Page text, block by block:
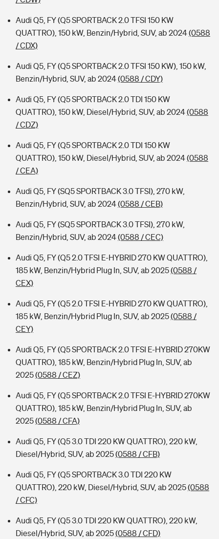
Audi Q5, FY (Q5 SPORTBACK 2.0 TFSI 150 KW
QUATTRO), 150 kW, Benzin/Hybrid, SUV, ab 2024(0588
/ CDX)
Audi Q5, FY (Q5 SPORTBACK 2.0 TFSI 150 KW), 150 kW,
Benzin/Hybrid, SUV, ab 2024(0588 / CDY)
Audi Q5, FY (Q5 SPORTBACK 2.0 TDI 150 KW
QUATTRO), 150 kW, Diesel/Hybrid, SUV, ab 2024(0588
/ CDZ)
Audi Q5, FY (Q5 SPORTBACK 2.0 TDI 150 KW
QUATTRO), 150 kW, Diesel/Hybrid, SUV, ab 2024(0588
/ CEA)
Audi Q5, FY (SQ5 SPORTBACK 3.0 TFSI), 270 kW,
Benzin/Hybrid, SUV, ab 2024(0588 / CEB)
Audi Q5, FY (SQ5 SPORTBACK 3.0 TFSI), 270 kW,
Benzin/Hybrid, SUV, ab 2024(0588 / CEC)
Audi Q5, FY (Q5 2.0 TFSI E-HYBRID 270 KW QUATTRO),
185 kW, Benzin/Hybrid Plug In, SUV, ab 2025(0588 /
CEX)
Audi Q5, FY (Q5 2.0 TFSI E-HYBRID 270 KW QUATTRO),
185 kW, Benzin/Hybrid Plug In, SUV, ab 2025(0588 /
CEY)
Audi Q5, FY (Q5 SPORTBACK 2.0 TFSI E-HYBRID 270KW
QUATTRO), 185 kW, Benzin/Hybrid Plug In, SUV, ab
2025(0588 / CEZ)
Audi Q5, FY (Q5 SPORTBACK 2.0 TFSI E-HYBRID 270KW
QUATTRO), 185 kW, Benzin/Hybrid Plug In, SUV, ab
2025(0588 / CFA)
Audi Q5, FY (Q5 3.0 TDI 220 KW QUATTRO), 220 kW,
Diesel/Hybrid, SUV, ab 2025(0588 / CFB)
Audi Q5, FY (Q5 SPORTBACK 3.0 TDI 220 KW
QUATTRO), 220 kW, Diesel/Hybrid, SUV, ab 2025(0588
/ CFC)
Audi Q5, FY (Q5 3.0 TDI 220 KW QUATTRO), 220 kW,
Diesel/Hybrid, SUV, ab 2025(0588 / CFD)